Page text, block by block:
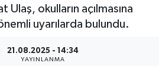
Ulaş, okulların açılmasına
uyarılarda bulundu.
21.08.2025 - 14:34
YAYINLANMA